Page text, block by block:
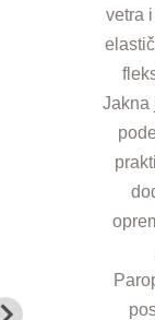
vetra
Jakna